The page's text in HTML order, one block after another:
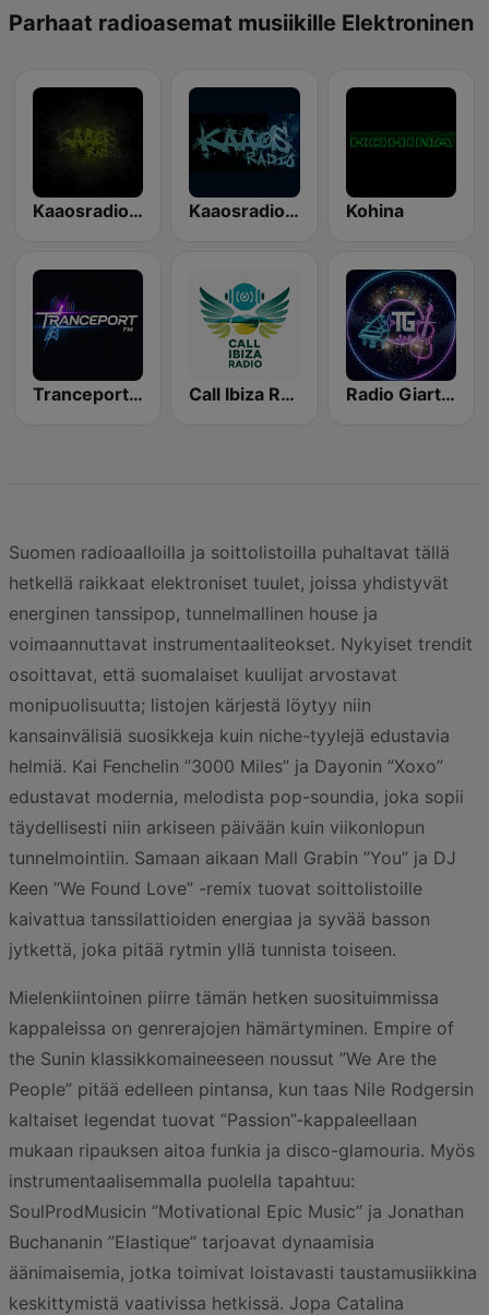
Parhaat radioasemat musiikille Elektroninen
Kaaosradio IDM/Experimental Kaaosradio Chiptune Kohina
Tranceport FM.com Call Ibiza Radio Radio Giartbell
Suomen radioaalloilla ja soittolistoilla puhaltavat tällä
hetkellä raikkaat elektroniset tuulet, joissa yhdistyvät
energinen tanssipop, tunnelmallinen house ja
voimaannuttavat instrumentaaliteokset. Nykyiset trendit
osoittavat, että suomalaiset kuulijat arvostavat
monipuolisuutta; listojen kärjestä löytyy niin
kansainvälisiä suosikkeja kuin niche-tyylejä edustavia
helmiä. Kai Fenchelin ”3000 Miles” ja Dayonin ”Xoxo”
edustavat modernia, melodista pop-soundia, joka sopii
täydellisesti niin arkiseen päivään kuin viikonlopun
tunnelmointiin. Samaan aikaan Mall Grabin ”You” ja DJ
Keen ”We Found Love” -remix tuovat soittolistoille
kaivattua tanssilattioiden energiaa ja syvää basson
jytkettä, joka pitää rytmin yllä tunnista toiseen.
Mielenkiintoinen piirre tämän hetken suosituimmissa
kappaleissa on genrerajojen hämärtyminen. Empire of
the Sunin klassikkomaineeseen noussut ”We Are the
People” pitää edelleen pintansa, kun taas Nile Rodgersin
kaltaiset legendat tuovat ”Passion”-kappaleellaan
mukaan ripauksen aitoa funkia ja disco-glamouria. Myös
instrumentaalisemmalla puolella tapahtuu:
SoulProdMusicin ”Motivational Epic Music” ja Jonathan
Buchananin ”Elastique” tarjoavat dynaamisia
äänimaisemia, jotka toimivat loistavasti taustamusiikkina
keskittymistä vaativissa hetkissä. Jopa Catalina